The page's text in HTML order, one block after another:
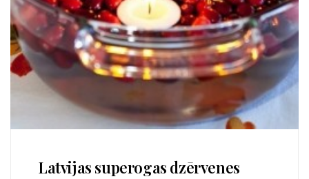
Latvijas superogas dzērvenes